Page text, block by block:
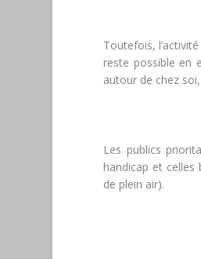
Toutefois,
reste possible en
autour de chez
Les publics
handicap et celles
de plein air).